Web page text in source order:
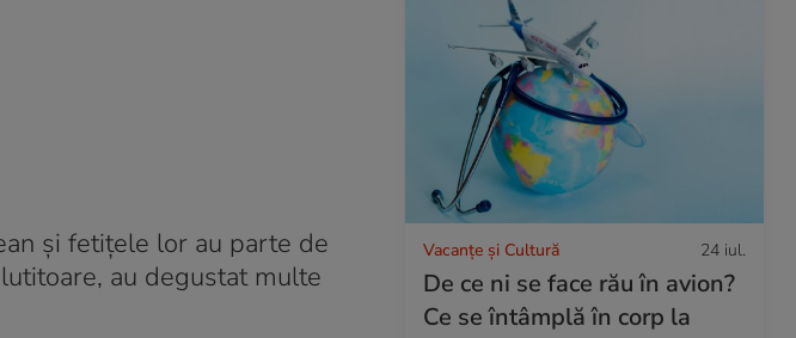
și fetițele lor au parte de
au degustat multe
Vacanțe și Cultură 24 iul.
De ce ni se face rău în avion?
Ce se întâmplă în corp la